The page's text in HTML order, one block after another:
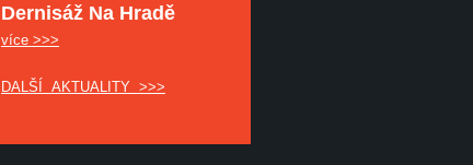
Dernisáž Na Hradě
více >>>
DALŠÍ AKTUALITY >>>